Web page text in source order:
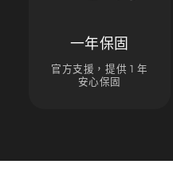
一年保固
官方支援，提供 1 年
安心保固